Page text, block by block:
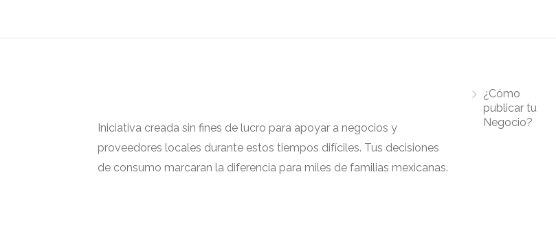
Iniciativa creada sin fines de lucro para apoyar a negocios y
proveedores locales durante estos tiempos difíciles. Tus decisiones
de consumo marcaran la diferencia para miles de familias mexicanas.
¿Cómo
publicar tu
Negocio?